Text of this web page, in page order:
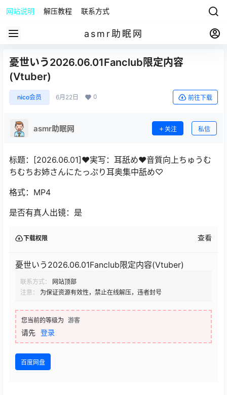
网站说明 解压教程 联系方式
asmr助眠网
憂世いう2026.06.01Fanclub限定内容
(Vtuber)
nico会员 6月22日 0 前往下载
asmr助眠网 关注 私信
标题：[2026.06.01]♥実写：耳舐め♥音質向上ちゅうむ
ちむちお姉さんにたっぷり耳奥集中舐め♡
格式：MP4
是否有真人出镜：是
下载权限 查看
憂世いう2026.06.01Fanclub限定内容(Vtuber)
联系方式：
网站顶部
注意：
为保证资源有效性，禁止在线解压，违者封号
您当前的等级为 游客
请先 登录
百度网盘